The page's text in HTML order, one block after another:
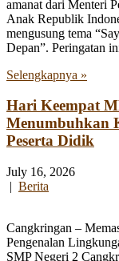
amanat dari Menteri
Anak Republik
mengusung tema
Depan”. Peringatan
Selengkapnya »
Hari Keempat
Menumbuhkan
Peserta Didik
July 16, 2026
| Berita
Cangkringan –
Pengenalan
SMP Negeri 2